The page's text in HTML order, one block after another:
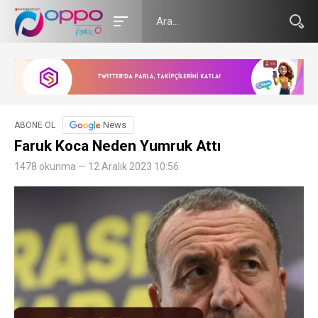
ABONE OL News
Faruk Koca Neden Yumruk Attı
1478 okunma — 12 Aralık 2023 10:56